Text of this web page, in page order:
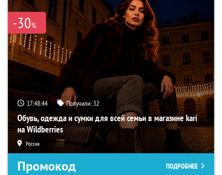
-30%
17:48:43 Получили: 32
Обувь, одежда и сумки для всей семьи в магазине kari
на Wildberries
Россия
Промокод ПОДРОБНЕЕ